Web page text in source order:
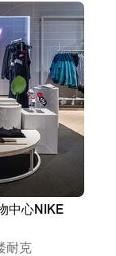
中心NIKE
耐克